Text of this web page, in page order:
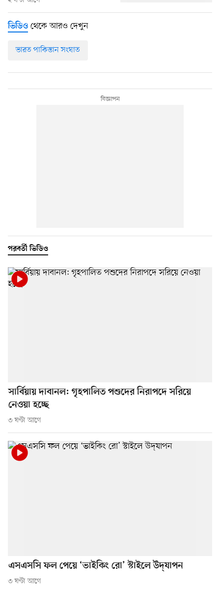
ভিডিও থেকে আরও দেখুন
ভারত পাকিস্তান সংঘাত
পরবর্তী ভিডিও
সার্বিয়ায় দাবানল: গৃহপালিত পশুদের নিরাপদে সরিয়ে
নেওয়া হচ্ছে
৩ ঘণ্টা আগে
এসএসসি ফল পেয়ে ‘ভাইকিং রো’ স্টাইলে উদ্‌যাপন
৩ ঘণ্টা আগে